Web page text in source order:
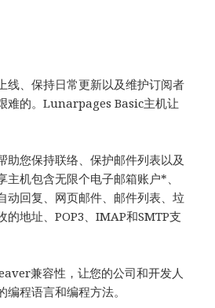
线、保持日常更新以及维护订阅者
难的。Lunarpages Basic主机让
助您保持联络、保护邮件列表以及
主机包含无限个电子邮箱账户*、
动回复、网页邮件、邮件列表、垃
的地址、POP3、IMAP和SMTP支
兼容性，让您的公司和开发人
编程语言和编程方法。